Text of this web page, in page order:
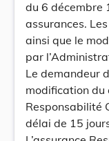
du 6 décembre
assurances.
ainsi que le
par
Le demandeur
modification du
Responsabilité
délai de 15